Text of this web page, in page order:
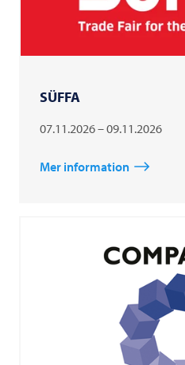
SÜFFA
07.11.2026 – 09.11.2026
Mer information